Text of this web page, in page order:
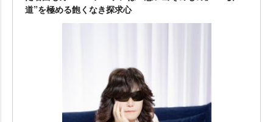
道”を極める飽くなき探求心